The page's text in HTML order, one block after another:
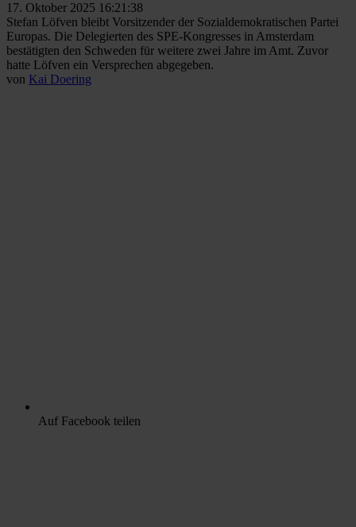
17. Oktober 2025 16:21:38
Stefan Löfven bleibt Vorsitzender der Sozialdemokratischen Partei
Europas. Die Delegierten des SPE-Kongresses in Amsterdam
bestätigten den Schweden für weitere zwei Jahre im Amt. Zuvor
hatte Löfven ein Versprechen abgegeben.
von Kai Doering
Auf Facebook teilen